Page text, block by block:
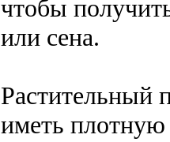
чтобы
или сена.
Растительный
иметь